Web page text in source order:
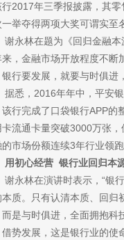
行2017年三季报披露，其
一举夺得两项大奖可谓实至
林在题为《回归金融本源
来，金融市场开放程度不断
行要发展，就要与时俱进
悉， 2016年年中，平安
行完成了口袋银行APP的
卡流通卡量突破3000万张
市场份额连续3年行业领跑
心经营 银行业回归本
林在演讲时表示，“银行
本质。只有认清本质、回
而是与时俱进，全面拥抱科
势发展，这是银行业的使